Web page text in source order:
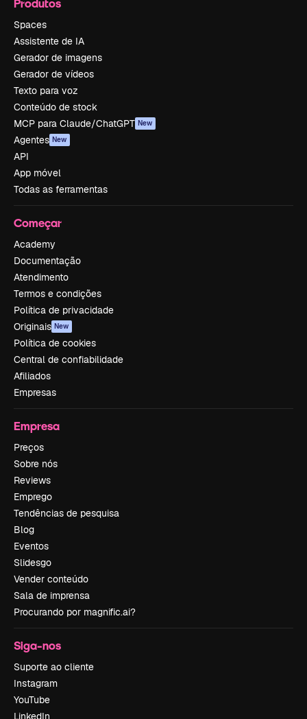
Spaces
Assistente de IA
Gerador de imagens
Gerador de vídeos
Texto para voz
Conteúdo de stock
MCP para Claude/ChatGPT New
Agentes New
API
App móvel
Todas as ferramentas
Começar
Academy
Documentação
Atendimento
Termos e condições
Política de privacidade
Originais New
Política de cookies
Central de confiabilidade
Afiliados
Empresas
Empresa
Preços
Sobre nós
Reviews
Emprego
Tendências de pesquisa
Blog
Eventos
Slidesgo
Vender conteúdo
Sala de imprensa
Procurando por magnific.ai?
Siga-nos
Suporte ao cliente
Instagram
YouTube
LinkedIn